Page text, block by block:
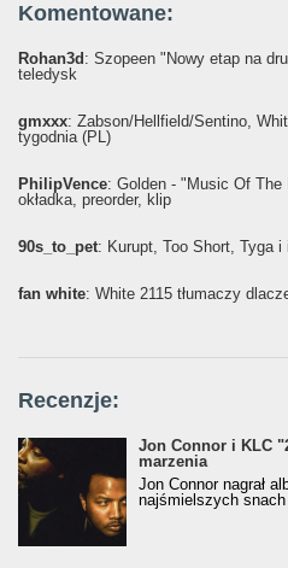
Komentowane:
Rohan3d : Szopeen "Nowy etap na
teledysk
gmxxx: Żabson/Hellfield/Sentino,
tygodnia (PL)
PhilipVence: Golden - "Music Of
okładka, preorder, klip
90s_to_pet: Kurupt, Too Short, Tyga
fan white: White 2115 tłumaczy
Recenzje:
Jon Connor i KLC
marzenia
Jon Connor nagrał
najśmielszych